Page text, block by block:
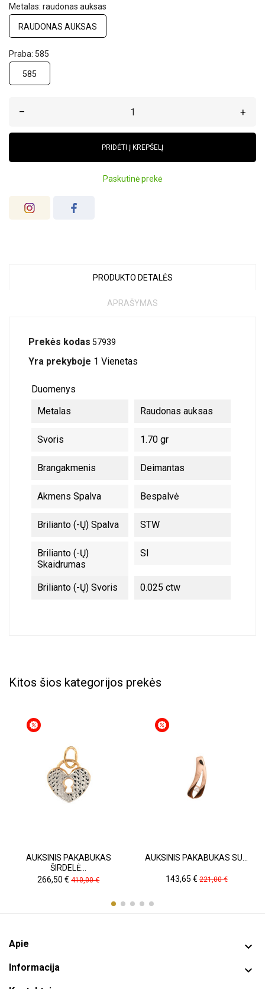
Metalas: raudonas auksas
RAUDONAS AUKSAS
Praba: 585
585
– +
PRIDĖTI Į KREPŠELĮ
Paskutinė prekė
PRODUKTO DETALĖS
APRAŠYMAS
Prekės kodas 57939
Yra prekyboje 1 Vienetas
Duomenys
Metalas
Raudonas auksas
Svoris 1.70 gr
Brangakmenis Deimantas
Akmens Spalva Bespalvė
Brilianto (-Ų) Spalva STW
Brilianto (-Ų)
Skaidrumas
SI
Brilianto (-Ų) Svoris 0.025 ctw
Kitos šios kategorijos prekės
AUKSINIS PAKABUKAS
ŠIRDELĖ...
Kaina
266,50 € Pradinė
410,00 €
AUKSINIS PAKABUKAS SU...
Kaina
143,65 €Pradinė
221,00 €
Apie 
Informacija 